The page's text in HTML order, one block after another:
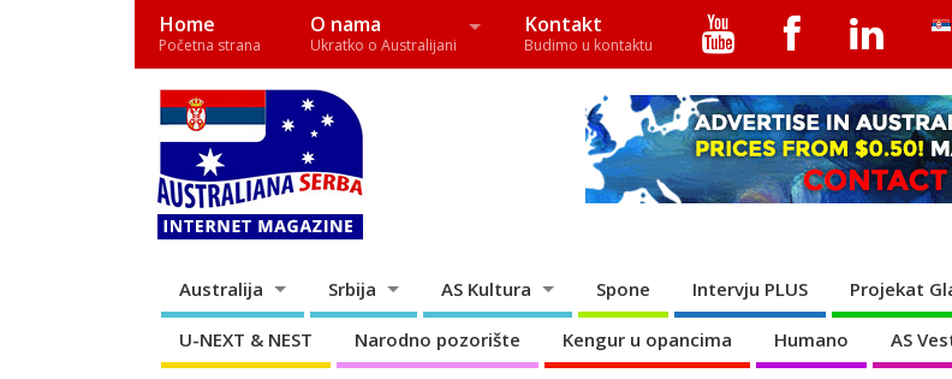
Home
Početna strana
O nama
Ukratko o Australijani
Kontakt
Budimo u kontaktu
Australija Srbija AS Kultura Spone Intervju PLUS Projekat
U-NEXT & NEST Narodno pozorište Kengur u opancima Humano AS